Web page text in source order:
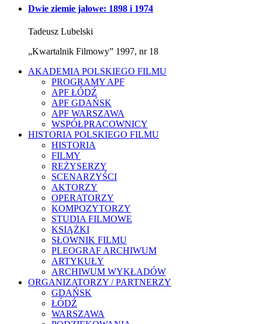
Dwie ziemie jałowe: 1898 i 1974
Tadeusz Lubelski
„Kwartalnik Filmowy” 1997, nr 18
AKADEMIA POLSKIEGO FILMU
PROGRAMY APF
APF ŁÓDŹ
APF GDAŃSK
APF WARSZAWA
WSPÓŁPRACOWNICY
HISTORIA POLSKIEGO FILMU
HISTORIA
FILMY
REŻYSERZY
SCENARZYŚCI
AKTORZY
OPERATORZY
KOMPOZYTORZY
STUDIA FILMOWE
KSIĄŻKI
SŁOWNIK FILMU
PLEOGRAF ARCHIWUM
ARTYKUŁY
ARCHIWUM WYKŁADÓW
ORGANIZATORZY / PARTNERZY
GDAŃSK
ŁÓDŹ
WARSZAWA